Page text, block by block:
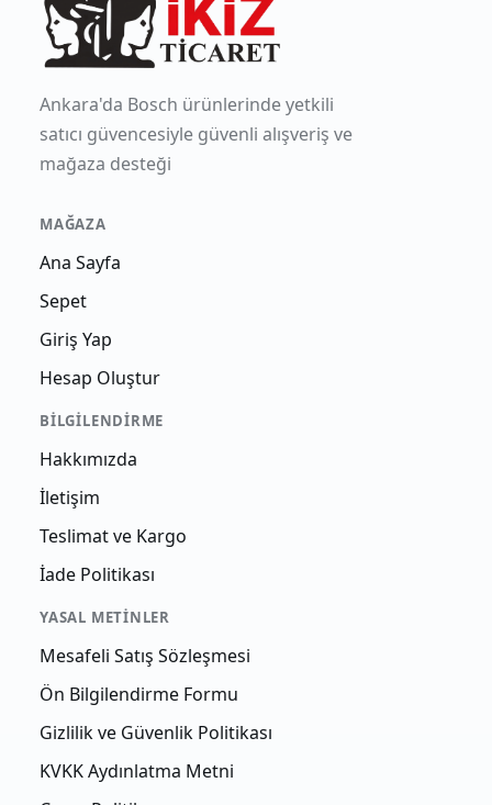
Ankara'da Bosch ürünlerinde yetkili
satıcı güvencesiyle güvenli alışveriş ve
mağaza desteği
MAĞAZA
Ana Sayfa
Sepet
Giriş Yap
Hesap Oluştur
BILGILENDIRME
Hakkımızda
İletişim
Teslimat ve Kargo
İade Politikası
YASAL METINLER
Mesafeli Satış Sözleşmesi
Ön Bilgilendirme Formu
Gizlilik ve Güvenlik Politikası
KVKK Aydınlatma Metni